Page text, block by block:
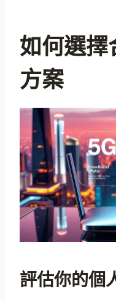
如何選擇
方案
評估你的個